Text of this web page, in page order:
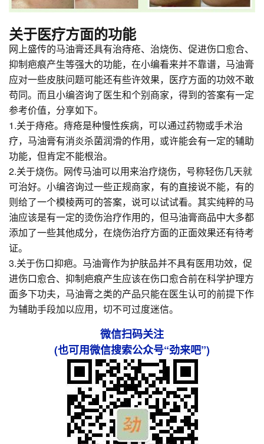
关于医疗方面的功能
网上盛传的马油膏还具有治痔疮、治烧伤、促进伤口愈合、
抑制疤痕产生等强大的功能，在小编看来并不靠谱，马油膏
应对一些皮肤问题可能还有些许效果，医疗方面的功效不敢
苟同。而且小编咨询了医生和个别商家，得到的答案有一定
参考价值，分享如下。
1.关于痔疮。痔疮是种慢性疾病，可以通过药物或手术治
疗，马油膏有消炎杀菌润滑的作用，或许能会有一定的辅助
功能，但肯定不能根治。
2.关于烧伤。网传马油可以用来治疗烧伤，号称轻伤几天就
可治好。小编咨询过一些正规商家，有的直接说不能，有的
则给了一个模棱两可的答案，说可以试试看。其实纯粹的马
油应该是有一定的烫伤治疗作用的，但马油膏商品中大多都
添加了一些其他成分，在烧伤治疗方面的正面效果还有待考
证。
3.关于伤口抑疤。马油膏作为护肤品并不具有医用功效，促
进伤口愈合、抑制疤痕产生应该在伤口愈合前在科学护理方
面多下功夫，马油膏之类的产品只能在医生认可的前提下作
为辅助手段加以应用，切不可过度迷信。
微信扫码关注
(也可用微信搜索公众号“劲来吧”)